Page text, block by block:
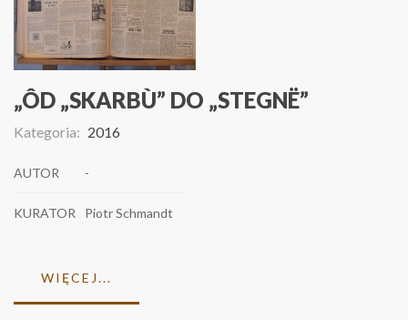
„ÔD „SKARBÙ” DO „STEGNË”
Kategoria: 2016
AUTOR -
KURATOR Piotr Schmandt
WIĘCEJ...